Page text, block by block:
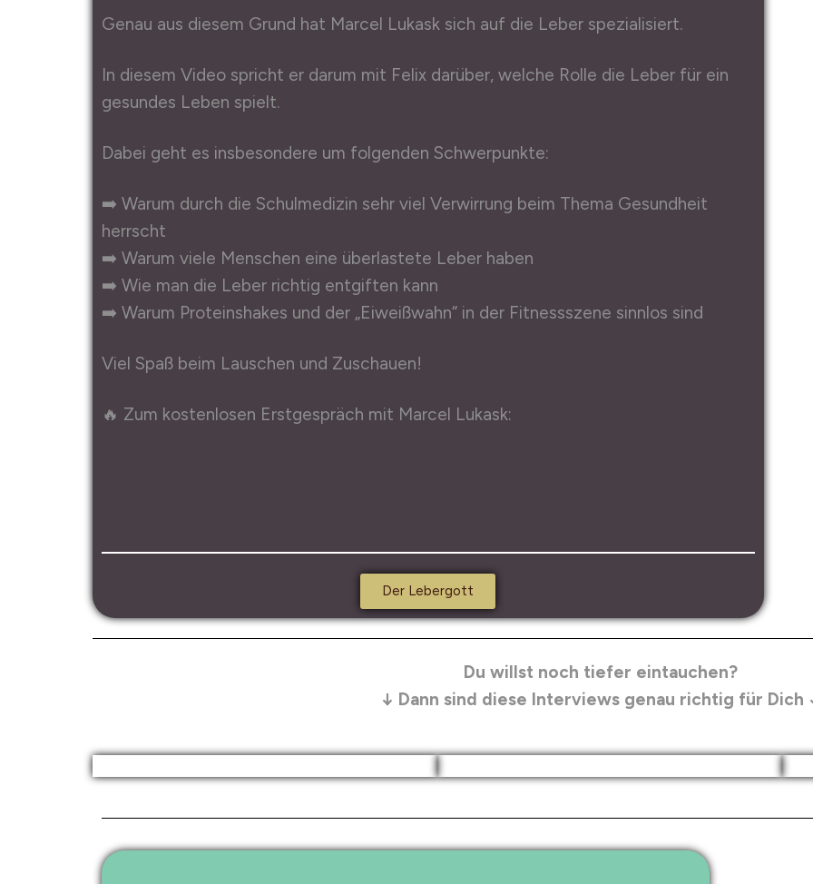
Genau aus diesem Grund hat Marcel Lukask sich auf die Leber spezialisiert.
In diesem Video spricht er darum mit Felix darüber, welche Rolle die Leber für ein
gesundes Leben spielt.
Dabei geht es insbesondere um folgenden Schwerpunkte:
➡️ Warum durch die Schulmedizin sehr viel Verwirrung beim Thema Gesundheit
herrscht
➡️ Warum viele Menschen eine überlastete Leber haben
➡️ Wie man die Leber richtig entgiften kann
➡️ Warum Proteinshakes und der „Eiweißwahn“ in der Fitnessszene sinnlos sind
Viel Spaß beim Lauschen und Zuschauen!
🔥 Zum kostenlosen Erstgespräch mit Marcel Lukask:
Der Lebergott
Du willst noch tiefer eintauchen?
↓ Dann sind diese Interviews genau richtig für Dich